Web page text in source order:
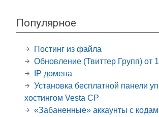
Популярное
Постинг из файла
Обновление (Твиттер Групп) от
IP домена
Установка бесплатной панели
хостингом Vesta CP
«Забаненные» аккаунты с